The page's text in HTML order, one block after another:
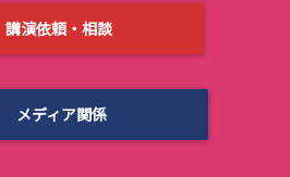
講演依頼・相談
メディア関係